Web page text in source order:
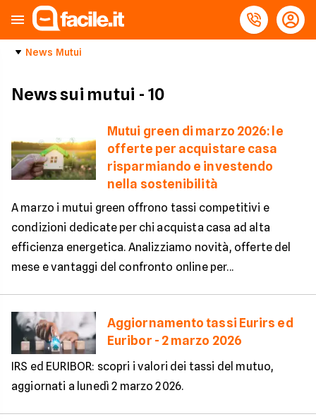
News Mutui
News sui mutui - 10
Mutui green di marzo 2026: le
offerte per acquistare casa
risparmiando e investendo
nella sostenibilità
A marzo i mutui green offrono tassi competitivi e
condizioni dedicate per chi acquista casa ad alta
efficienza energetica. Analizziamo novità, offerte del
mese e vantaggi del confronto online per...
Aggiornamento tassi Eurirs ed
Euribor - 2 marzo 2026
IRS ed EURIBOR: scopri i valori dei tassi del mutuo,
aggiornati a lunedì 2 marzo 2026.